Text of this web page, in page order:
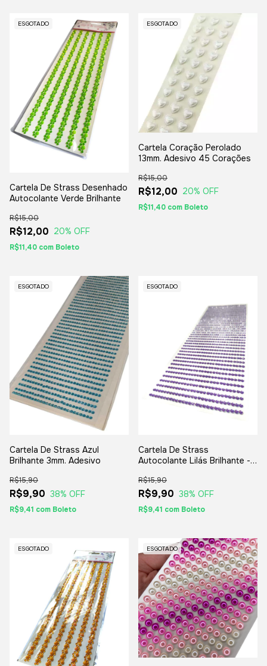
ESGOTADO
Cartela De Strass Desenhado
Autocolante Verde Brilhante
R$12,00
R$15,00
20% OFF
R$11,40 com Boleto
ESGOTADO
Cartela Coração Perolado
13mm. Adesivo 45 Corações
R$12,00
R$15,00
20% OFF
R$11,40 com Boleto
ESGOTADO
Cartela De Strass Azul
Brilhante 3mm. Adesivo
R$9,90
R$15,90
38% OFF
R$9,41 com Boleto
ESGOTADO
Cartela De Strass
Autocolante Lilás Brilhante -
R$9,90
R$15,90
38% OFF
R$9,41 com Boleto
ESGOTADO ESGOTADO